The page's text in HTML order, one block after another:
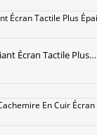
Gant Femme La Laine Charmant Cyclisme Étudiant Écran Tactile Plus Épais Rose